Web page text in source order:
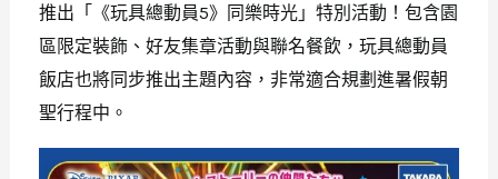
推出「《玩具總動員5》同樂時光」特別活動！包含園
區限定裝飾、好友集章活動與聯名餐飲，玩具總動員
飯店也將同步推出主題內容，非常適合規劃進暑假朝
聖行程中。